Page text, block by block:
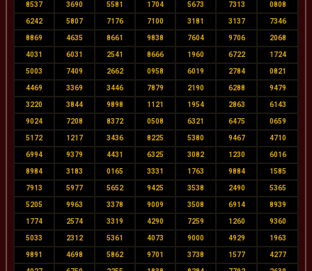
8537 3690 5581 1704 5673 7313 0808
6242 5807 7176 7100 3181 3137 7346
8869 4635 8661 9838 7604 9706 2068
4031 6031 2541 8666 1960 6722 1724
5003 7409 2662 0958 6019 2784 0821
4469 3369 3446 7879 2190 6288 9479
3220 3844 9898 1121 1954 2863 6143
9024 7208 8372 0508 6321 6475 0659
5172 1217 3436 8225 5380 9467 4710
6994 9379 4431 6325 3082 1230 6016
8984 3183 0165 3331 1763 9884 1585
7913 5977 5652 9425 3538 2490 5365
5205 9963 3378 9009 3508 6914 8939
1774 2574 3319 4290 7259 1260 9360
5033 2312 5361 4073 9000 4929 1963
9891 4698 5862 9701 3738 1577 4277